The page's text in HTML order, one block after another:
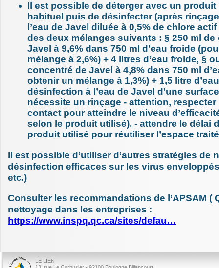
Il est possible de déterger avec un produit
habituel puis de désinfecter (après
l’eau de Javel diluée à 0,5% de chlore
des deux mélanges suivants : § 250 ml de
Javel à 9,6% dans 750 ml d’eau froide
mélange à 2,6%) + 4 litres d’eau froide, §
concentré de Javel à 4,8% dans 750 ml
obtenir un mélange à 1,3%) + 1,5 litre
désinfection à l’eau de Javel d’une
nécessite un rinçage - attention, respecter
contact pour atteindre le niveau
selon le produit utilisé), - attendre le délai
produit utilisé pour réutiliser l’espace
Il est possible d’utiliser d’autres stratégies de
désinfection efficaces sur les virus
etc.)
Consulter les recommandations de l’APSAM (
nettoyage dans les entreprises :
https://www.inspq.qc.ca/sites/defau…
LE LIEN